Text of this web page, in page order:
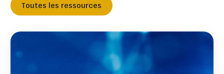
Toutes les ressources